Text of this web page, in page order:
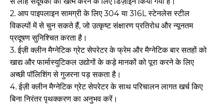
2. आप पाइपलाइन सामग्री के लिए 304 या 316L स्टेनलेस स्टील
विकल्पों में से चुन सकते हैं, जो उत्कृष्ट संक्षारण प्रतिरोध और न्यूनतम
प्रदूषण सुनिश्चित करता है।
3. ईज़ी क्लीन मैग्नेटिक ग्रेट सेपरेटर के फ्रेम और मैग्नेटिक बार सतहों को
खाद्य और फार्मास्युटिकल उद्योगों के कड़े मानकों को पूरा करने के लिए
अच्छी पॉलिशिंग से गुजरना पड़ सकता है।
4. ईज़ी क्लीन मैग्नेटिक ग्रेट सेपरेटर के साथ परिचालन लागत खर्च किए
बिना निरंतर पृथक्करण का अनुभव करें।